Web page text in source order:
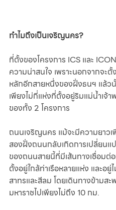
ทำไมถึงเป็นเจริญนคร?
ที่ตั้งของโครงการ ICS และ
ความน่าสนใจ เพราะนอกจากจ
หลักอีกสายหนึ่งของฝั่งธนฯ แล้ว
เพียงไม่กี่แห่งที่ตั้งอยู่ริมแม่น้ำเจ้
ของทั้ง 2 โครงการ
ถนนเจริญนคร แม้จะมีความยา
สองฝั่งถนนกลับเกิดการเปลี่ยน
ของถนนสายนี้ที่มีเส้นทางเชื่อม
ตั้งอยู่ใกล้ท่าเรือหลายแห่ง และอยู่
สาทรและสีลม โดยเดินทางข้ามส
มหาราชไปเพียงไม่ถึง 10 กม.